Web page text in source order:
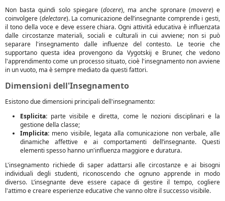
Non basta quindi solo spiegare (docere), ma anche spronare (movere) e
coinvolgere (delectare). La comunicazione dell’insegnante comprende i gesti,
il tono della voce e deve essere chiara. Ogni attività educativa è influenzata
dalle circostanze materiali, sociali e culturali in cui avviene; non si può
separare l'insegnamento dalle influenze del contesto. Le teorie che
supportano questa idea provengono da Vygotskij e Bruner, che vedono
l'apprendimento come un processo situato, cioè l'insegnamento non avviene
in un vuoto, ma è sempre mediato da questi fattori.
Dimensioni dell'Insegnamento
Esistono due dimensioni principali dell'insegnamento:
Esplicita: parte visibile e diretta, come le nozioni disciplinari e la
gestione della classe;
Implicita: meno visibile, legata alla comunicazione non verbale, alle
dinamiche affettive e ai comportamenti dell’insegnante. Questi
elementi spesso hanno un'influenza maggiore e duratura.
L'insegnamento richiede di saper adattarsi alle circostanze e ai bisogni
individuali degli studenti, riconoscendo che ognuno apprende in modo
diverso. L’insegnante deve essere capace di gestire il tempo, cogliere
l'attimo e creare esperienze educative che vanno oltre il successo visibile.